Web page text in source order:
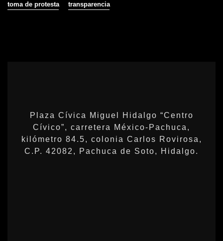
toma de protesta transparencia
Plaza Cívica Miguel Hidalgo “Centro
Cívico”, carretera México-Pachuca,
kilómetro 84.5, colonia Carlos Rovirosa,
C.P. 42082, Pachuca de Soto, Hidalgo.